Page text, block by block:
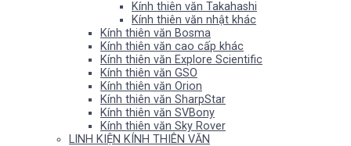
Kính thiên văn Takahashi
Kính thiên văn nhật khác
Kính thiên văn Bosma
Kính thiên văn cao cấp khác
Kính thiên văn Explore Scientific
Kính thiên văn GSO
Kính thiên văn Orion
Kính thiên văn SharpStar
Kính thiên văn SVBony
Kính thiên văn Sky Rover
LINH KIỆN KÍNH THIÊN VĂN